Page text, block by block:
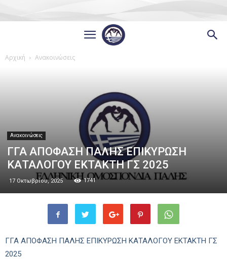
Αρχική Ανακοινώσεις
Ανακοινώσεις
ΓΓΑ ΑΠΟΦΑΣΗ ΠΑΛΗΣ ΕΠΙΚΥΡΩΣΗ
ΚΑΤΑΛΟΓΟΥ ΕΚΤΑΚΤΗ ΓΣ 2025
17 Οκτωβρίου, 2025 1741
ΓΓΑ ΑΠΟΦΑΣΗ ΠΑΛΗΣ ΕΠΙΚΥΡΩΣΗ ΚΑΤΑΛΟΓΟΥ ΕΚΤΑΚΤΗ ΓΣ
2025